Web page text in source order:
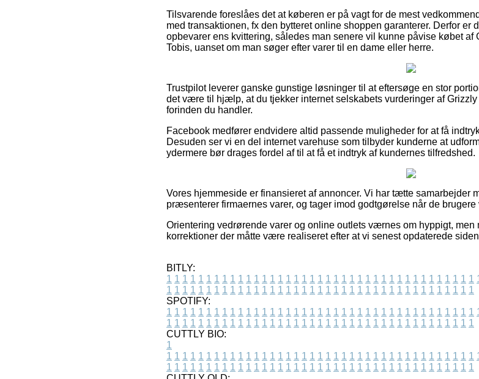
Tilsvarende foreslåes det at køberen er på vagt for de mest
med transaktionen, fx den bytteret online shoppen garanterer. Derfor er
opbevarer ens kvittering, således man senere vil kunne påvise købet af
Tobis, uanset om man søger efter varer til en dame eller herre.
Trustpilot leverer ganske gunstige løsninger til at eftersøge en stor
det være til hjælp, at du tjekker internet selskabets vurderinger af
forinden du handler.
Facebook medfører endvidere altid passende muligheder for at få
Desuden ser vi en del internet varehuse som tilbyder kunderne at
ydermere bør drages fordel af til at få et indtryk af kundernes tilfredshed.
Vores hjemmeside er finansieret af annoncer. Vi har tætte samarbejder
præsenterer firmaernes varer, og tager imod godtgørelse når de
Orientering vedrørende varer og online outlets værnes om hyppigt,
korrektioner der måtte være realiseret efter at vi senest opdaterede
BITLY:
1 1 1 1 1 1 1 1 1 1 1 1 1 1 1 1 1 1 1 1 1 1 1 1 1 1 1 1 1 1 1 1 1 1 1 1 1 1 1
1 1 1 1 1 1 1 1 1 1 1 1 1 1 1 1 1 1 1 1 1 1 1 1 1 1 1 1 1 1 1 1 1 1 1 1 1 1 1
SPOTIFY:
1 1 1 1 1 1 1 1 1 1 1 1 1 1 1 1 1 1 1 1 1 1 1 1 1 1 1 1 1 1 1 1 1 1 1 1 1 1 1
1 1 1 1 1 1 1 1 1 1 1 1 1 1 1 1 1 1 1 1 1 1 1 1 1 1 1 1 1 1 1 1 1 1 1 1 1 1 1
CUTTLY BIO:
1
1 1 1 1 1 1 1 1 1 1 1 1 1 1 1 1 1 1 1 1 1 1 1 1 1 1 1 1 1 1 1 1 1 1 1 1 1 1 1
1 1 1 1 1 1 1 1 1 1 1 1 1 1 1 1 1 1 1 1 1 1 1 1 1 1 1 1 1 1 1 1 1 1 1 1 1 1 1